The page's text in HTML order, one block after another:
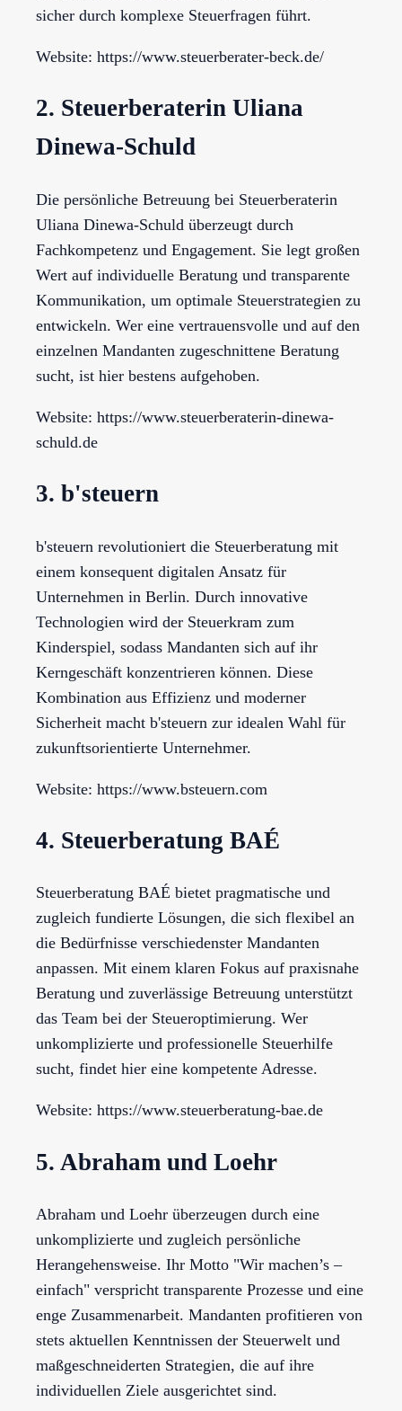
sicher durch komplexe Steuerfragen führt.
Website: https://www.steuerberater-beck.de/
2. Steuerberaterin Uliana
Dinewa-Schuld
Die persönliche Betreuung bei Steuerberaterin
Uliana Dinewa-Schuld überzeugt durch
Fachkompetenz und Engagement. Sie legt großen
Wert auf individuelle Beratung und transparente
Kommunikation, um optimale Steuerstrategien zu
entwickeln. Wer eine vertrauensvolle und auf den
einzelnen Mandanten zugeschnittene Beratung
sucht, ist hier bestens aufgehoben.
Website: https://www.steuerberaterin-dinewa-
schuld.de
3. b'steuern
b'steuern revolutioniert die Steuerberatung mit
einem konsequent digitalen Ansatz für
Unternehmen in Berlin. Durch innovative
Technologien wird der Steuerkram zum
Kinderspiel, sodass Mandanten sich auf ihr
Kerngeschäft konzentrieren können. Diese
Kombination aus Effizienz und moderner
Sicherheit macht b'steuern zur idealen Wahl für
zukunftsorientierte Unternehmer.
Website: https://www.bsteuern.com
4. Steuerberatung BAÉ
Steuerberatung BAÉ bietet pragmatische und
zugleich fundierte Lösungen, die sich flexibel an
die Bedürfnisse verschiedenster Mandanten
anpassen. Mit einem klaren Fokus auf praxisnahe
Beratung und zuverlässige Betreuung unterstützt
das Team bei der Steueroptimierung. Wer
unkomplizierte und professionelle Steuerhilfe
sucht, findet hier eine kompetente Adresse.
Website: https://www.steuerberatung-bae.de
5. Abraham und Loehr
Abraham und Loehr überzeugen durch eine
unkomplizierte und zugleich persönliche
Herangehensweise. Ihr Motto "Wir machen’s –
einfach" verspricht transparente Prozesse und eine
enge Zusammenarbeit. Mandanten profitieren von
stets aktuellen Kenntnissen der Steuerwelt und
maßgeschneiderten Strategien, die auf ihre
individuellen Ziele ausgerichtet sind.